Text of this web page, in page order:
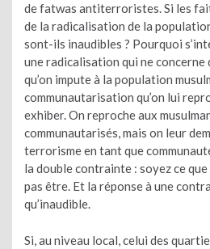
de fatwas antiterroristes. Si les
de la radicalisation de la
sont-ils inaudibles ? Pourquoi
une radicalisation qui ne concerne
qu’on impute à la population
communautarisation qu’on lui
exhiber. On reproche aux
communautarisés, mais on leur
terrorisme en tant que
la double contrainte : soyez ce que
pas être. Et la réponse à une
qu’inaudible.
Si, au niveau local, celui des